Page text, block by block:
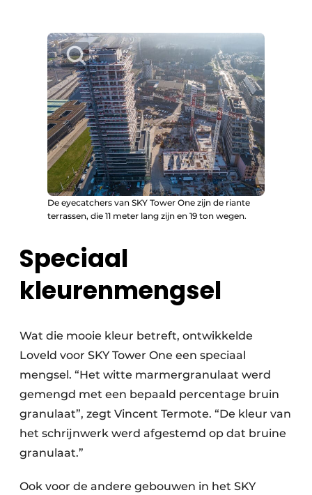
De eyecatchers van SKY Tower One zijn de riante
terrassen, die 11 meter lang zijn en 19 ton wegen.
Speciaal
kleurenmengsel
Wat die mooie kleur betreft, ontwikkelde
Loveld voor SKY Tower One een speciaal
mengsel. “Het witte marmergranulaat werd
gemengd met een bepaald percentage bruin
granulaat”, zegt Vincent Termote. “De kleur van
het schrijnwerk werd afgestemd op dat bruine
granulaat.”
Ook voor de andere gebouwen in het SKY